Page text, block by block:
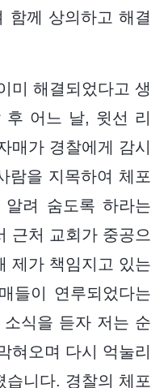
함께 상의하고 해결
미 해결되었다고 생
후 어느 날, 윗선 리
매가 경찰에게 감시
람을 지목하여 체포
려 숨도록 하라는
근처 교회가 중공으
제가 책임지고 있는
들이 연루되었다는
식을 듣자 저는 순
혀오며 다시 억눌리
습니다. 경찰의 체포